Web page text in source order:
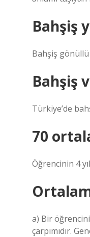
Bahşiş
Bahşiş gönüllü
Bahşiş
Türkiye’de
70
Öğrencinin 4
a) Bir
çarpımıdır.